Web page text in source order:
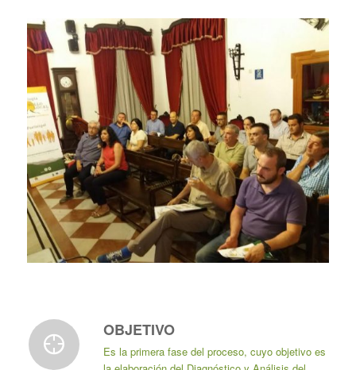
OBJETIVO
Es la primera fase del proceso, cuyo objetivo es